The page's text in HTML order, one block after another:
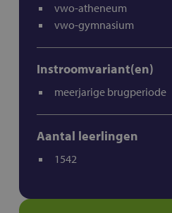
vwo-atheneum
vwo-gymnasium
Instroomvariant(en)
meerjarige brugperiode
Aantal leerlingen
1542